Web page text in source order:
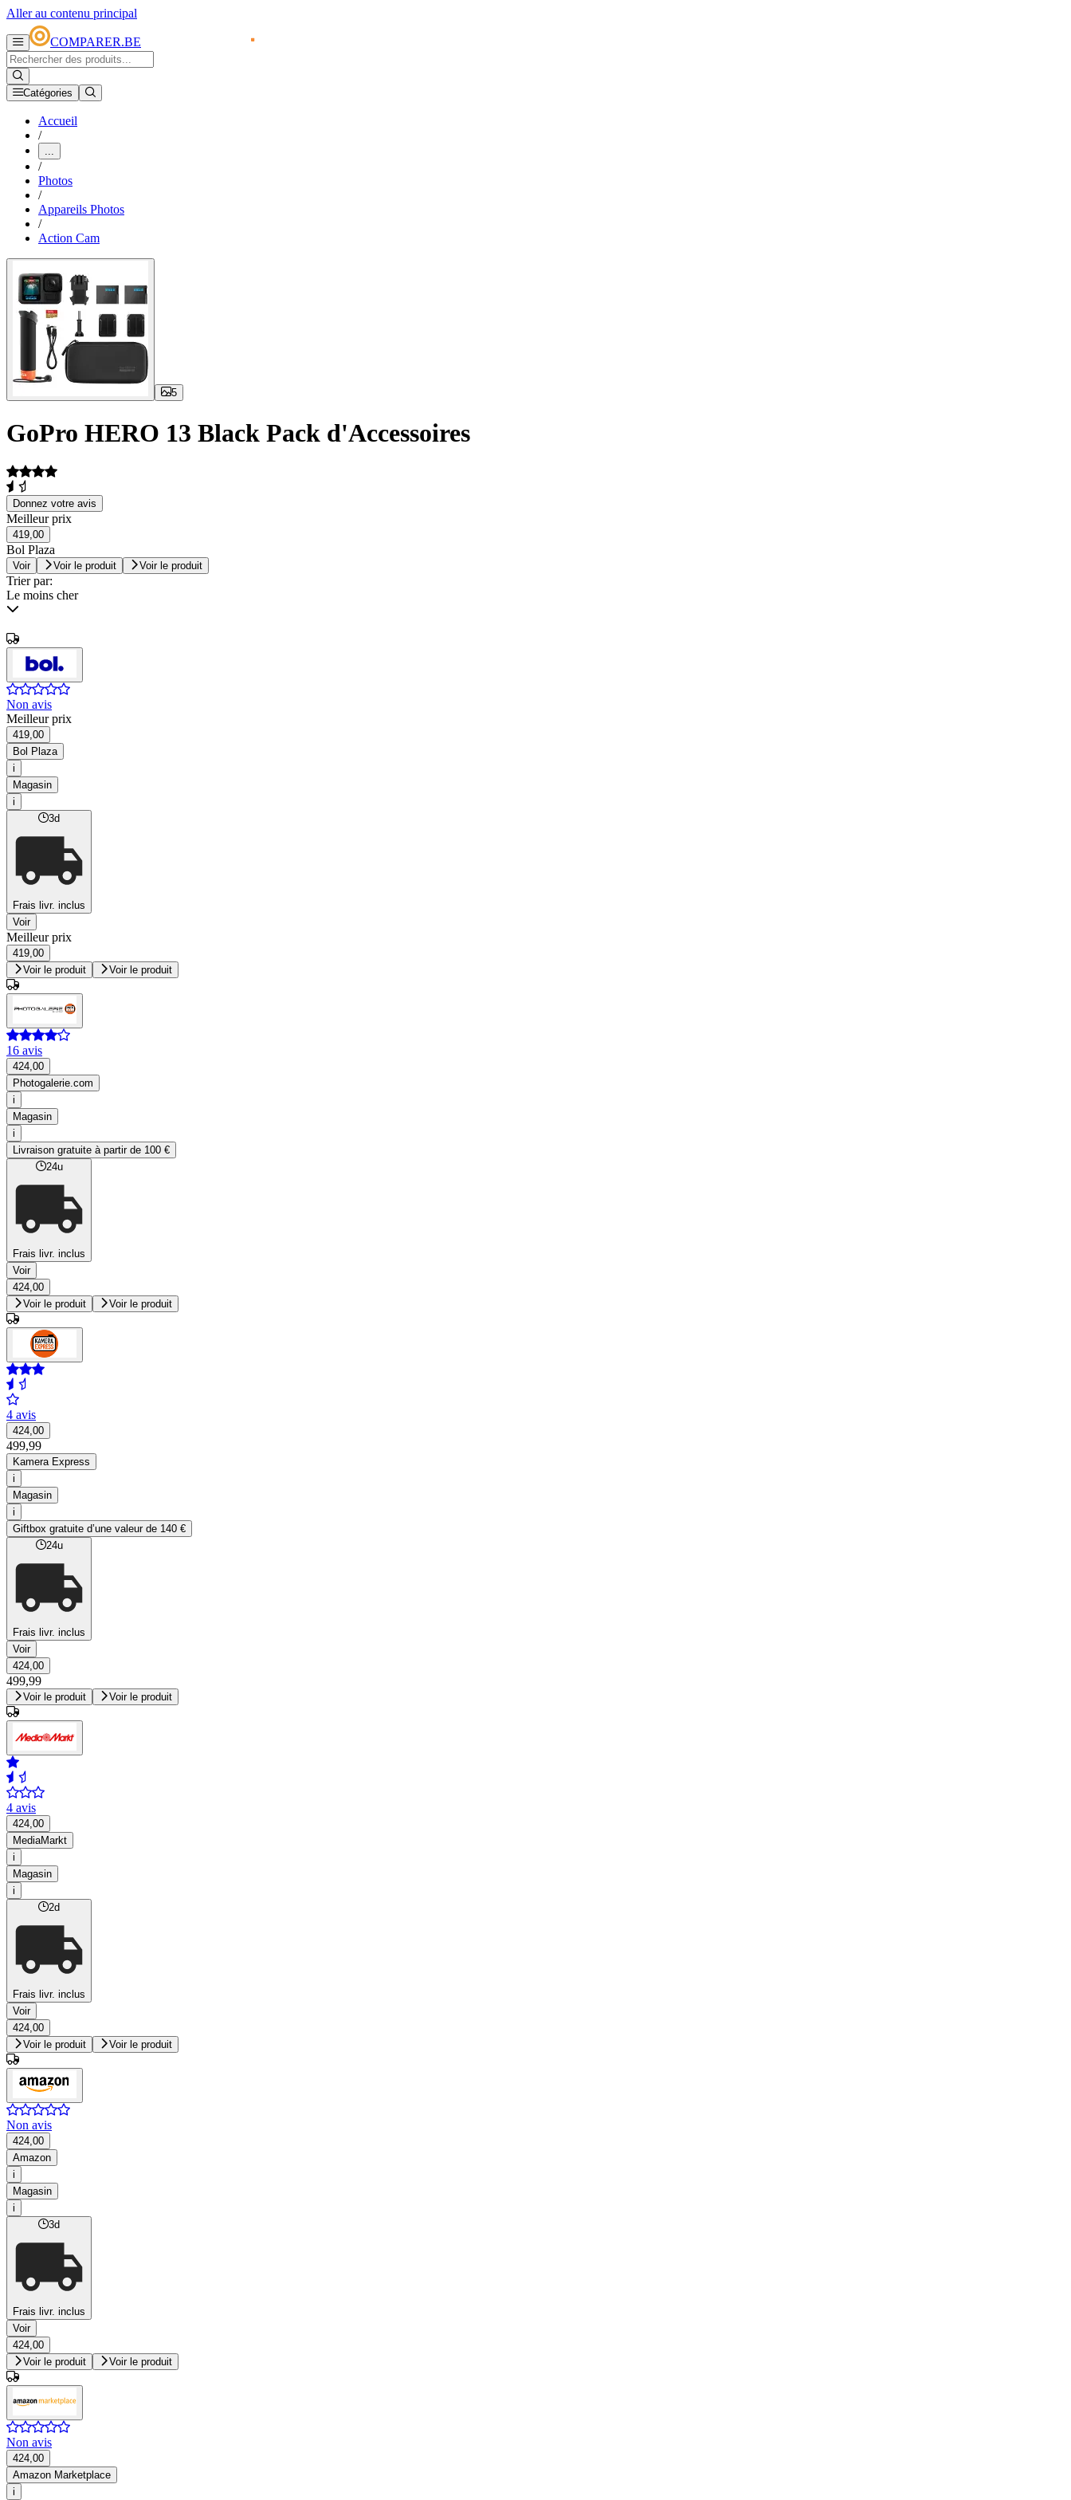
Aller au contenu principal
COMPARER.BE
Catégories
Accueil
/
...
/
Photos
/
Appareils Photos
/
Action Cam
5
GoPro HERO 13 Black Pack d'Accessoires
Donnez votre avis
Meilleur prix
419,00
Bol Plaza
Voir Voir le produit Voir le produit
Trier par:
Le moins cher
Non avis
Meilleur prix
419,00
Bol Plaza
i
Magasin
i
3d
Frais livr. inclus
Voir
Meilleur prix
419,00
Voir le produit
Voir le produit
16 avis
424,00
Photogalerie.com
i
Magasin
i
Livraison gratuite à partir de 100 €
24u
Frais livr. inclus
Voir
424,00
Voir le produit
Voir le produit
4 avis
424,00
499,99
Kamera Express
i
Magasin
i
Giftbox gratuite d’une valeur de 140 €
24u
Frais livr. inclus
Voir
424,00
499,99
Voir le produit Voir le produit
4 avis
424,00
MediaMarkt
i
Magasin
i
2d
Frais livr. inclus
Voir
424,00
Voir le produit
Voir le produit
Non avis
424,00
Amazon
i
Magasin
i
3d
Frais livr. inclus
Voir
424,00
Voir le produit
Voir le produit
Non avis
424,00
Amazon Marketplace
i